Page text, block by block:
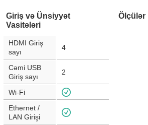
Giriş və Ünsiyyət
Vasitələri
HDMI Giriş
sayı
4
Cəmi USB
Giriş sayı
2
Wi-Fi
Ethernet /
LAN Girişi
Ölçülər